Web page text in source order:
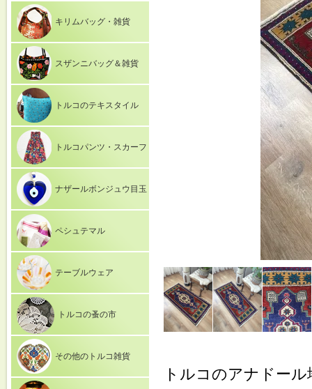
キリムバッグ・雑貨
スザンニバッグ＆雑貨
トルコのテキスタイル
トルコパンツ・スカーフ
ナザールボンジュウ目玉
ペシュテマル
テーブルウェア
トルコの蚤の市
その他のトルコ雑貨
トルコのアナドー